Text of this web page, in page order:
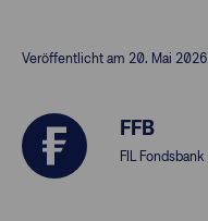
Anlegende
Newsletter
Veröffentlicht am 20. Mai 2026
FFB
FIL Fondsbank